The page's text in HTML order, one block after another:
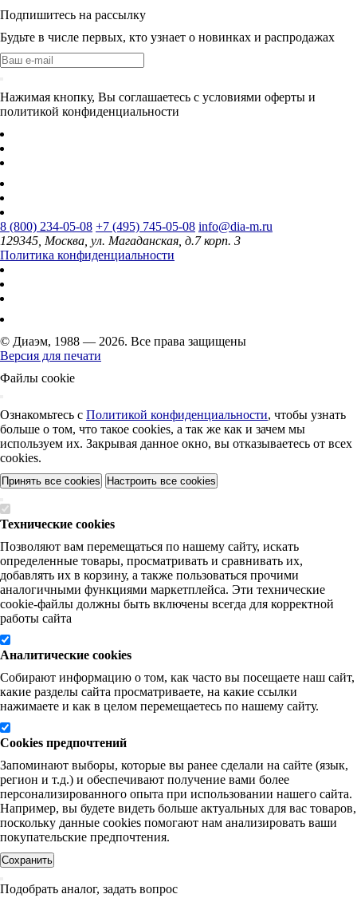
Подпишитесь на рассылку
Будьте в числе первых, кто узнает о новинках и распродажах
Нажимая кнопку, Вы соглашаетесь с условиями оферты и
политикой конфиденциальности
8 (800) 234-05-08 +7 (495) 745-05-08 info@dia-m.ru
129345, Москва, ул. Магаданская, д.7 корп. 3
Политика конфиденциальности
© Диаэм, 1988 — 2026. Все права защищены
Версия для печати
Файлы cookie
Ознакомьтесь с Политикой конфиденциальности, чтобы узнать
больше о том, что такое cookies, а так же как и зачем мы
используем их. Закрывая данное окно, вы отказываетесь от всех
cookies.
Принять все cookies Настроить все cookies
Технические cookies
Позволяют вам перемещаться по нашему сайту, искать
определенные товары, просматривать и сравнивать их,
добавлять их в корзину, а также пользоваться прочими
аналогичными функциями маркетплейса. Эти технические
cookie-файлы должны быть включены всегда для корректной
работы сайта
Аналитические cookies
Собирают информацию о том, как часто вы посещаете наш сайт,
какие разделы сайта просматриваете, на какие ссылки
нажимаете и как в целом перемещаетесь по нашему сайту.
Cookies предпочтений
Запоминают выборы, которые вы ранее сделали на сайте (язык,
регион и т.д.) и обеспечивают получение вами более
персонализированного опыта при использовании нашего сайта.
Например, вы будете видеть больше актуальных для вас товаров,
поскольку данные cookies помогают нам анализировать ваши
покупательские предпочтения.
Сохранить
Подобрать аналог, задать вопрос